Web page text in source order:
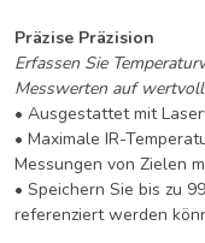
Präzise Präzision
Erfassen Sie
Messwerten auf
• Ausgestattet mit
• Maximale IR-
Messungen von Zielen
• Speichern Sie bis zu
referenziert werden